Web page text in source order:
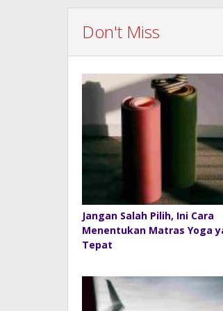
Don't Miss
Jangan Salah Pilih, Ini Cara
Menentukan Matras Yoga
Tepat